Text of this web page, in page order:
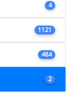
4
1121
484
2